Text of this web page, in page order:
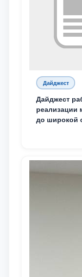
Дайджест
Дайджест
реализации
до широкой
содержания
Мажлису и